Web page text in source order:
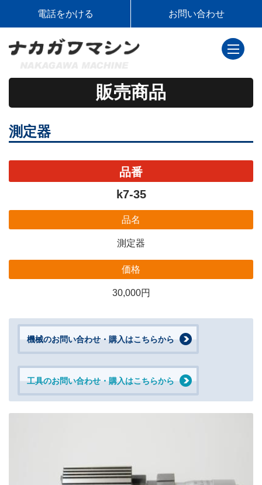
電話をかける お問い合わせ
toggle
販売商品
測定器
品番
k7-35
品名
測定器
価格
30,000円
機械のお問い合わせ・購入はこちらから
工具のお問い合わせ・購入はこちらから